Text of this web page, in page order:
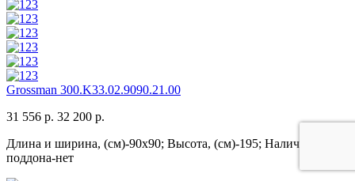
Grossman 300.K33.02.9090.21.00
31 556 р. 32 200 р.
Длина и ширина, (см)-90x90; Высота, (см)-195; Наличие
поддона-нет